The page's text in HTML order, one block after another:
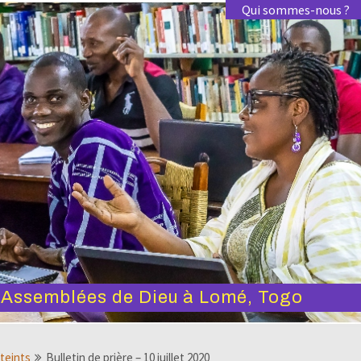
Qui sommes-nous ?
de Dieu à Lomé, Togo
Bulletin de prière – 10 juillet 2020